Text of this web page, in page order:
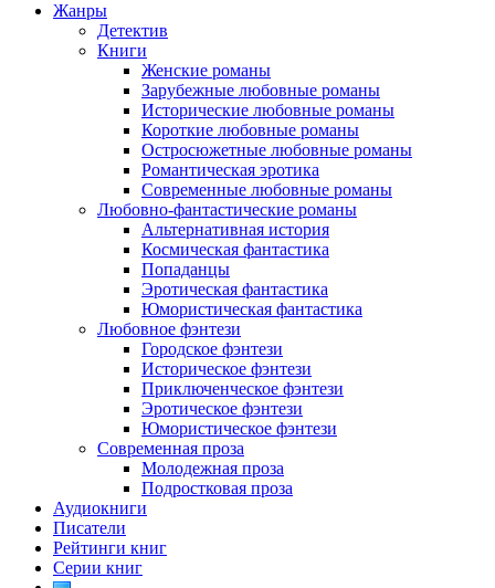
Жанры
Детектив
Книги
Женские романы
Зарубежные любовные романы
Исторические любовные романы
Короткие любовные романы
Остросюжетные любовные романы
Романтическая эротика
Современные любовные романы
Любовно-фантастические романы
Альтернативная история
Космическая фантастика
Попаданцы
Эротическая фантастика
Юмористическая фантастика
Любовное фэнтези
Городское фэнтези
Историческое фэнтези
Приключенческое фэнтези
Эротическое фэнтези
Юмористическое фэнтези
Современная проза
Молодежная проза
Подростковая проза
Аудиокниги
Писатели
Рейтинги книг
Серии книг